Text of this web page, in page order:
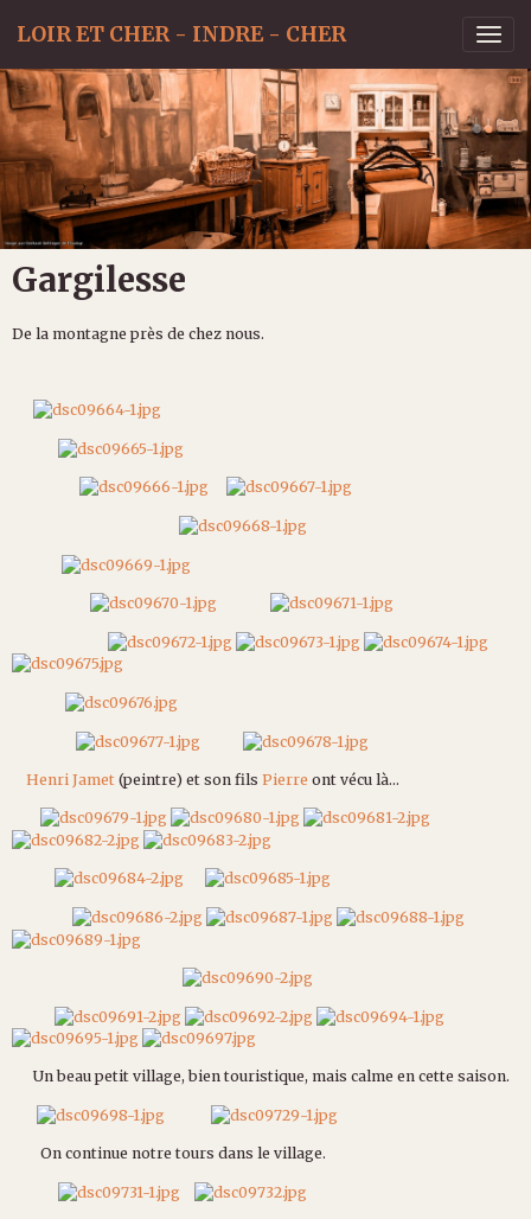
LOIR ET CHER - INDRE - CHER
Gargilesse
De la montagne près de chez nous.
Henri Jamet (peintre) et son fils Pierre ont vécu là...
Un beau petit village, bien touristique, mais calme en cette saison.
On continue notre tours dans le village.